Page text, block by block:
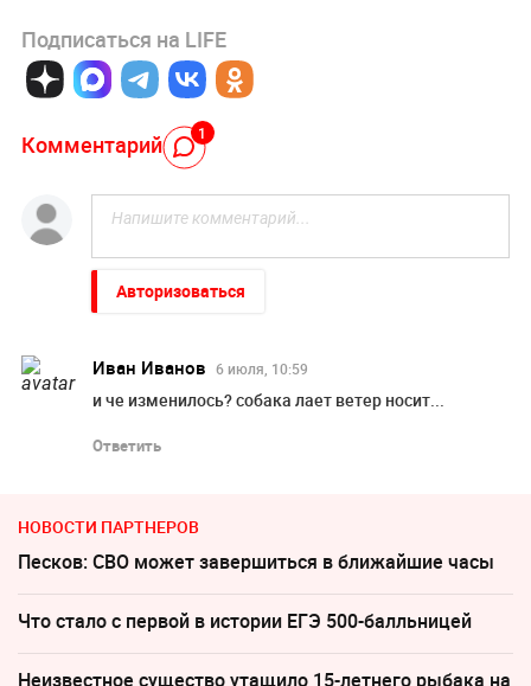
Подписаться на LIFE
Комментарий 1
Авторизоваться
Иван Иванов 6 июля, 10:59
и че изменилось? собака лает ветер носит...
Ответить
НОВОСТИ ПАРТНЕРОВ
Песков: СВО может завершиться в ближайшие часы
Что стало с первой в истории ЕГЭ 500-балльницей
Неизвестное существо утащило 15-летнего рыбака на